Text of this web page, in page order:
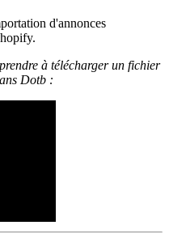
d'annonces
à télécharger un fichier
Dotb :